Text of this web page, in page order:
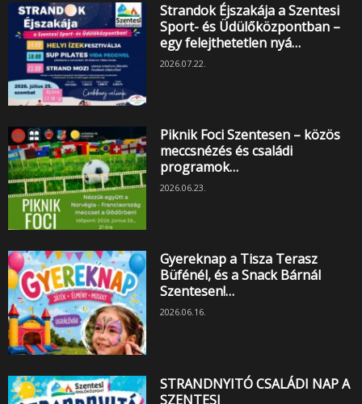
Strandok Éjszakája a Szentesi
Sport- és Üdülőközpontban –
egy felejthetetlen nyá…
2026.07.22.
Piknik Foci Szentesen – közös
meccsnézés és családi
programok…
2026.06.23.
Gyereknap a Tisza Terasz
Büfénél, és a Snack Bárnál
Szentesen!…
2026.06.16.
STRANDNYITÓ CSALÁDI NAP A
SZENTESI